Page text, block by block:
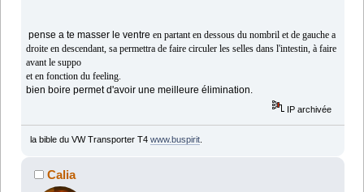
pense a te masser le ventreen partant en dessous du nombril et de gauche a
droite en descendant, sa permettra de faire circuler les selles dans l'intestin, à faire
avant le suppo
et en fonction du feeling.
bien boire permet d'avoir une meilleure élimination.
IP archivée
la bible du VW Transporter T4 www.buspirit.
Calia